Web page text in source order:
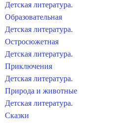
Детская литература.
Образовательная
Детская литература.
Остросюжетная
Детская литература.
Приключения
Детская литература.
Природа и животные
Детская литература.
Сказки